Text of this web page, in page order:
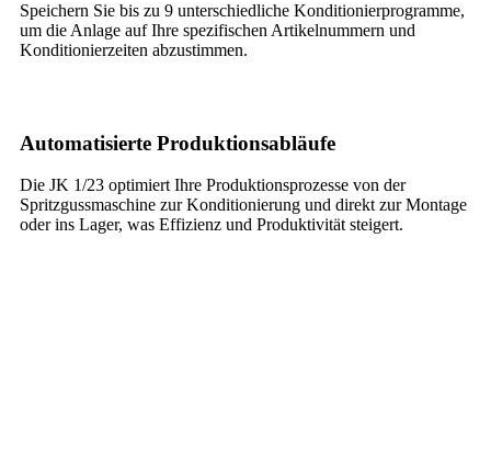
Speichern Sie bis zu 9 unterschiedliche Konditionierprogramme,
um die Anlage auf Ihre spezifischen Artikelnummern und
Konditionierzeiten abzustimmen.
Automatisierte Produktionsabläufe
Die JK 1/23 optimiert Ihre Produktionsprozesse von der
Spritzgussmaschine zur Konditionierung und direkt zur Montage
oder ins Lager, was Effizienz und Produktivität steigert.